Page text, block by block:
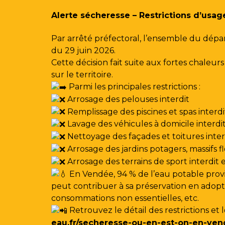
Alerte sécheresse – Restrictions
Par arrêté préfectoral, l’ensemble du
du 29 juin 2026.
Cette décision fait suite aux fortes
sur le territoire.
Parmi les principales restrictions :
Arrosage des pelouses interdit
Remplissage des piscines et spas
Lavage des véhicules à domicile interdit
Nettoyage des façades et toitures
Arrosage des jardins potagers,
Arrosage des terrains de sport interdit
En Vendée, 94 % de l’eau potable
peut contribuer à sa préservation en
consommations non essentielles, etc.
Retrouvez le détail des restrictions et
eau.fr/secheresse-ou-en-est-on-en-